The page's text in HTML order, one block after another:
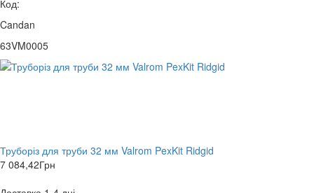
Код:
Candan
63VM0005
Труборіз для труби 32 мм Valrom PexKit Ridgid
7 084,42Грн